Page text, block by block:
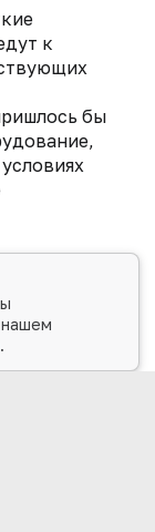
к
бы
нашем
.